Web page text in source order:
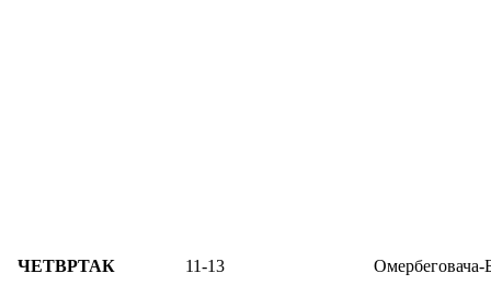
ЧЕТВРТАК 11-13 Омербеговача-